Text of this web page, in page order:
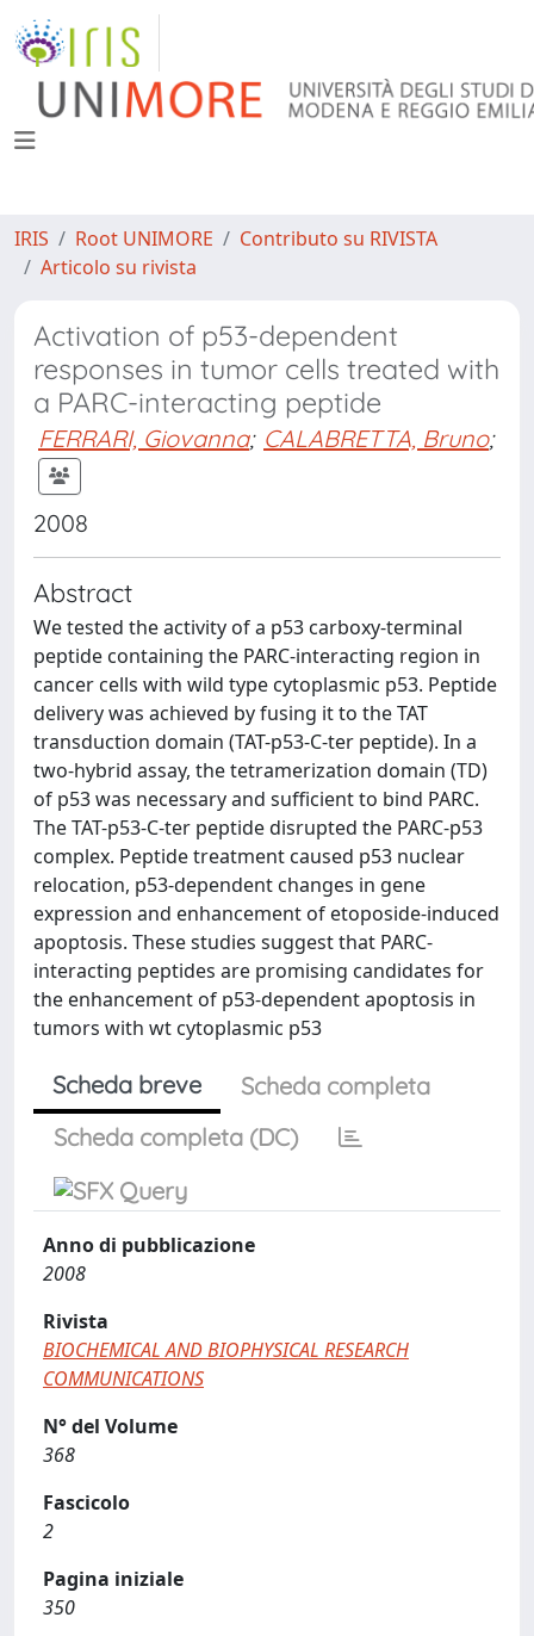
IRIS Root UNIMORE
Contributo su RIVISTA
Articolo su rivista
Activation of p53-dependent
responses in tumor cells treated with
a PARC-interacting peptide
FERRARI, Giovanna; CALABRETTA, Bruno;
2008
Abstract
We tested the activity of a p53 carboxy-terminal
peptide containing the PARC-interacting region in
cancer cells with wild type cytoplasmic p53. Peptide
delivery was achieved by fusing it to the TAT
transduction domain (TAT-p53-C-ter peptide). In a
two-hybrid assay, the tetramerization domain (TD)
of p53 was necessary and sufficient to bind PARC.
The TAT-p53-C-ter peptide disrupted the PARC-p53
complex. Peptide treatment caused p53 nuclear
relocation, p53-dependent changes in gene
expression and enhancement of etoposide-induced
apoptosis. These studies suggest that PARC-
interacting peptides are promising candidates for
the enhancement of p53-dependent apoptosis in
tumors with wt cytoplasmic p53
Scheda breve
Scheda completa
Scheda completa (DC)
Anno di pubblicazione
2008
Rivista
BIOCHEMICAL AND BIOPHYSICAL RESEARCH
COMMUNICATIONS
N° del Volume
368
Fascicolo
2
Pagina iniziale
350